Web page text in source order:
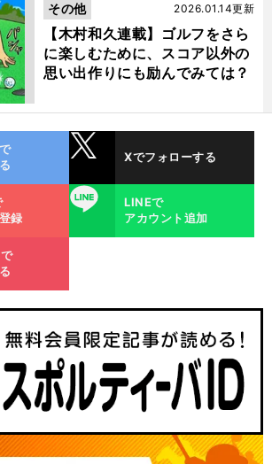
【木村和久連載】ゴルフをさら
に楽しむために、スコア以外の
思い出作りにも励んでみては？
2026.01.14更新
その他
Xでフォローする
録
LINE
LINEで
アカウント追加